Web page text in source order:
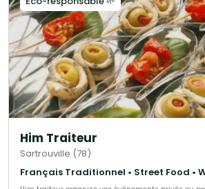
Him Traiteur
Sartrouville (78)
Français Traditionnel • Street Food •